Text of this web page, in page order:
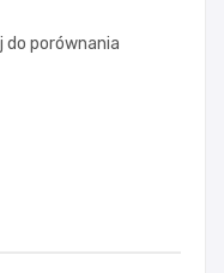
do porównania